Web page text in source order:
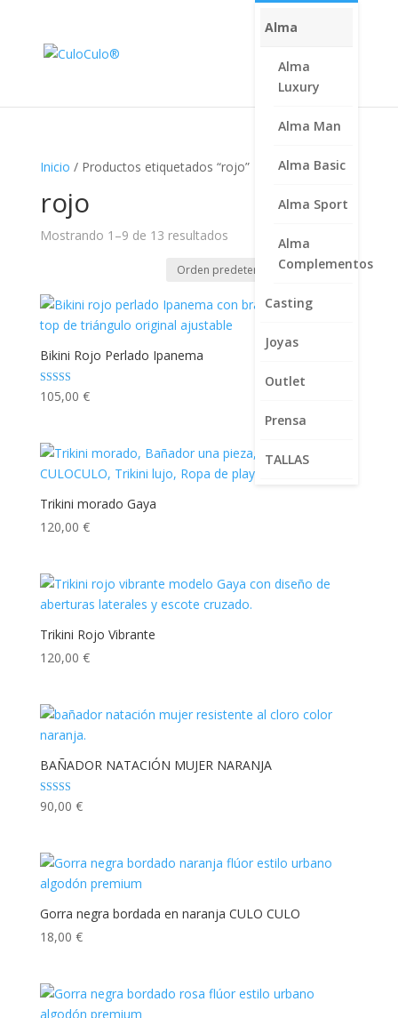
Alma
Alma
Luxury
Alma Man
Alma Basic
Alma Sport
Alma
Complementos
Casting
Joyas
Outlet
Prensa
TALLAS
Inicio / Productos etiquetados “rojo”
rojo
Mostrando 1–9 de 13 resultados
Bikini Rojo Perlado Ipanema
Valorado con
5.00
105,00 €
Trikini morado Gaya
120,00 €
Trikini Rojo Vibrante
120,00 €
BAÑADOR NATACIÓN MUJER NARANJA
Valorado con
5.00
90,00 €
Gorra negra bordada en naranja CULO CULO
18,00 €